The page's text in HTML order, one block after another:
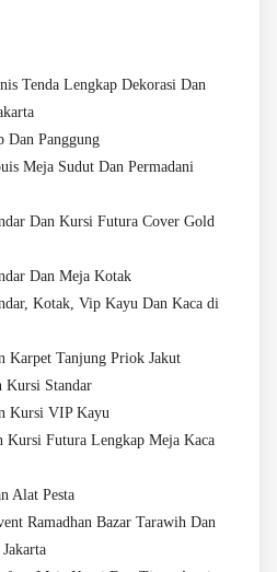
Tenda Lengkap Dekorasi Dan
Dan Panggung
Meja Sudut Dan Permadani
Dan Kursi Futura Cover Gold
Dan Meja Kotak
Kotak, Vip Kayu Dan Kaca di
Karpet Tanjung Priok Jakut
Kursi Standar
Kursi VIP Kayu
Kursi Futura Lengkap Meja Kaca
Alat Pesta
Ramadhan Bazar Tarawih Dan